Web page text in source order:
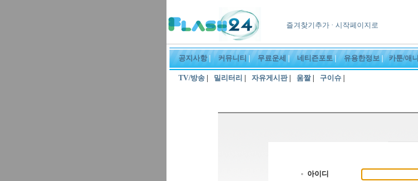
즐겨찾기추가 · 시작페이지로
공지사항| 커뮤니티| 무료운세 |네티즌포토|유용한정보|카툰/애니
TV/방송| 밀리터리 자유게시판| 움짤| 구이슈|
아이디